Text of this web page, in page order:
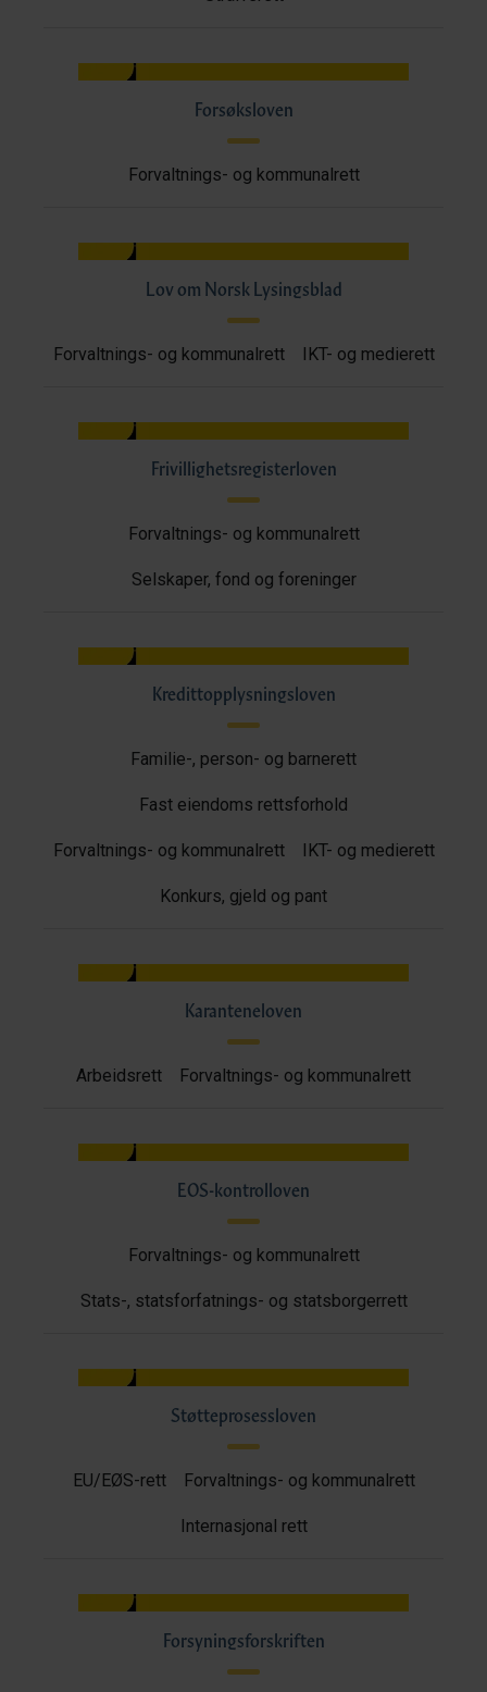
Forsøksloven
Forvaltnings- og kommunalrett
Lov om Norsk Lysingsblad
Forvaltnings- og kommunalrett IKT- og medierett
Frivillighetsregisterloven
Forvaltnings- og kommunalrett
Selskaper, fond og foreninger
Kredittopplysningsloven
Familie-, person- og barnerett
Fast eiendoms rettsforhold
Forvaltnings- og kommunalrett IKT- og medierett
Konkurs, gjeld og pant
Karanteneloven
Arbeidsrett Forvaltnings- og kommunalrett
EOS-kontrolloven
Forvaltnings- og kommunalrett
Stats-, statsforfatnings- og statsborgerrett
Støtteprosessloven
EU/EØS-rett Forvaltnings- og kommunalrett
Internasjonal rett
Forsyningsforskriften